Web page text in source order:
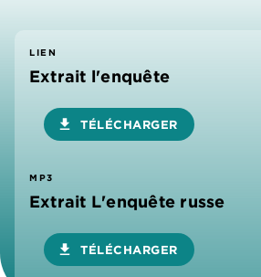
LIEN
Extrait l'enquête
download TÉLÉCHARGER
MP3
Extrait L'enquête russe
download TÉLÉCHARGER